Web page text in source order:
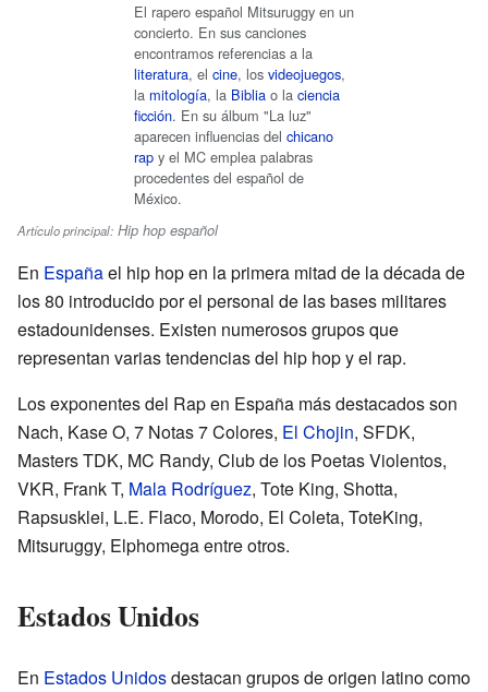
El rapero español Mitsuruggy en un
concierto. En sus canciones
encontramos referencias a la
literatura, el cine, los videojuegos,
la mitología, la Biblia o la ciencia
ficción. En su álbum "La luz"
aparecen influencias del chicano
rap y el MC emplea palabras
procedentes del español de
México.
Artículo principal: Hip hop español
En Españael hip hop en la primera mitad de la década de
los 80 introducido por el personal de las bases militares
estadounidenses. Existen numerosos grupos que
representan varias tendencias del hip hop y el rap.
Los exponentes del Rap en España más destacados son
Nach, Kase O, 7 Notas 7 Colores, El Chojin, SFDK,
Masters TDK, MC Randy, Club de los Poetas Violentos,
VKR, Frank T, Mala Rodríguez, Tote King, Shotta,
Rapsusklei, L.E. Flaco, Morodo, El Coleta, ToteKing,
Mitsuruggy, Elphomega entre otros.
Estados Unidos
En Estados Unidosdestacan grupos de origen latino como